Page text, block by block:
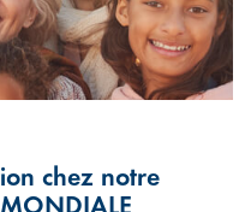
chez notre